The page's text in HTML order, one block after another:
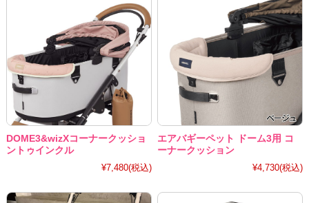
DOME3&wizXコーナークッショ
ントゥインクル
¥7,480(税込)
エアバギーペット ドーム3用 コ
ーナークッション
¥4,730(税込)